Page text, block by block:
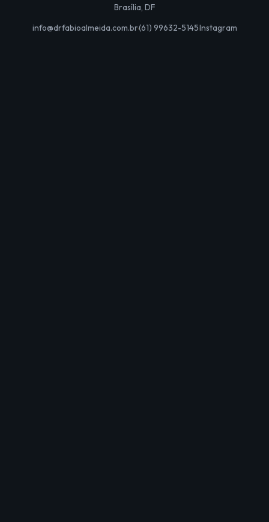
Brasília, DF
info@drfabioalmeida.com.br·(61) 99632-5145·Instagram